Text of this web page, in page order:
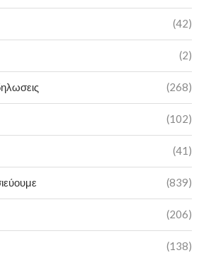
(42)
(2)
(268)
(102)
(41)
(839)
(206)
(138)